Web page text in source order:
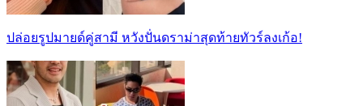
ปล่อยรูปมายด์คู่สามี หวังปั่นดราม่าสุดท้ายทัวร์ลงเก้อ!